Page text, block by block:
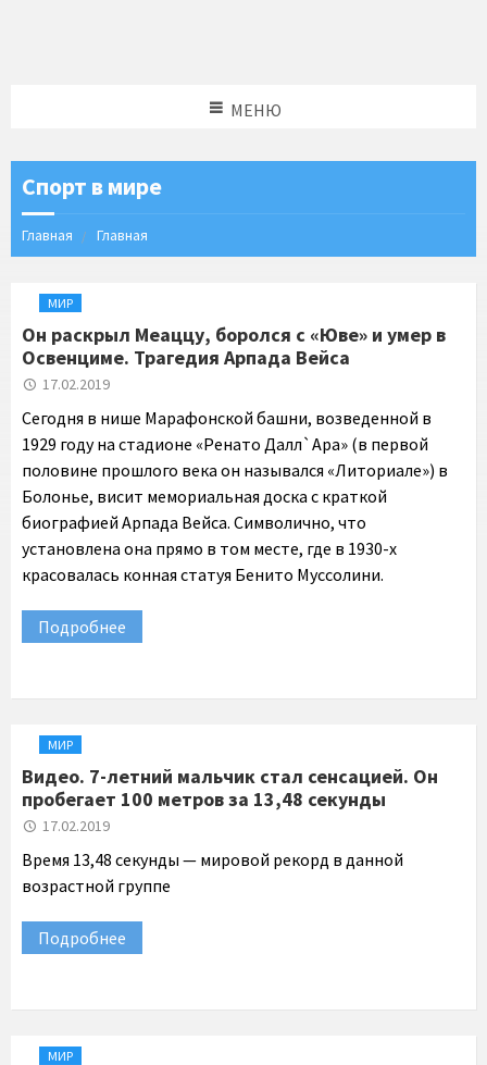
МЕНЮ
Спорт в мире
Главная Главная
МИР
Он раскрыл Меаццу, боролся с «Юве» и умер в
Освенциме. Трагедия Арпада Вейса
17.02.2019
Сегодня в нише Марафонской башни, возведенной в
1929 году на стадионе «Ренато Далл`Ара» (в первой
половине прошлого века он назывался «Литориале») в
Болонье, висит мемориальная доска с краткой
биографией Арпада Вейса. Символично, что
установлена она прямо в том месте, где в 1930-х
красовалась конная статуя Бенито Муссолини.
Подробнее
МИР
Видео. 7-летний мальчик стал сенсацией. Он
пробегает 100 метров за 13,48 секунды
17.02.2019
Время 13,48 секунды — мировой рекорд в данной
возрастной группе
Подробнее
МИР